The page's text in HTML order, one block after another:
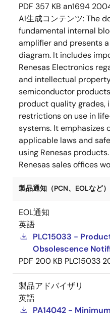
PDF 357 KB an1694
AI生成コンテンツ:The
fundamental internal
amplifier and presents
diagram. It includes
Renesas Electronics
and intellectual
semiconductor
product quality grades,
restrictions on use in
systems. It emphasizes
applicable laws and
using Renesas
Renesas sales offices
製品通知（PCN、EOLなど
EOL通知
英語
PLC15033 -
Obsolescence
PDF 200 KB PLC15033
製品アドバイザリ
英語
PA14042 -